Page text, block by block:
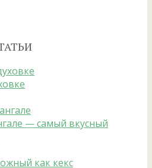
— самый вкусный